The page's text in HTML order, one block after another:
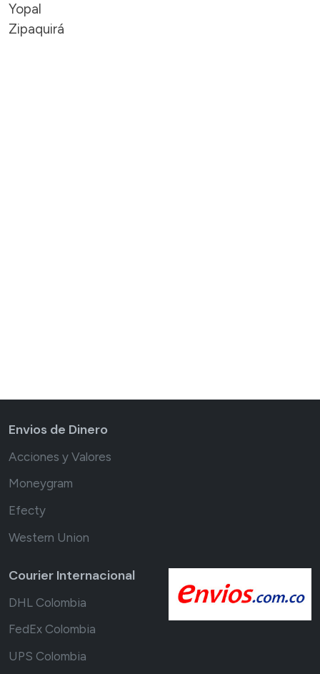
Yopal
Zipaquirá
Envios de Dinero
Acciones y Valores
Moneygram
Efecty
Western Union
Courier Internacional
DHL Colombia
FedEx Colombia
UPS Colombia